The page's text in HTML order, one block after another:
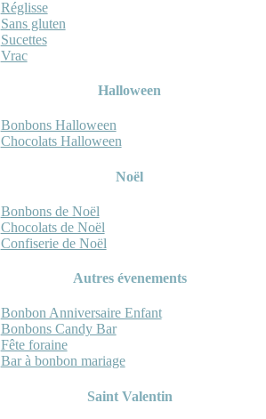
Réglisse
Sans gluten
Sucettes
Vrac
Halloween
Bonbons Halloween
Chocolats Halloween
Noël
Bonbons de Noël
Chocolats de Noël
Confiserie de Noël
Autres évenements
Bonbon Anniversaire Enfant
Bonbons Candy Bar
Fête foraine
Bar à bonbon mariage
Saint Valentin